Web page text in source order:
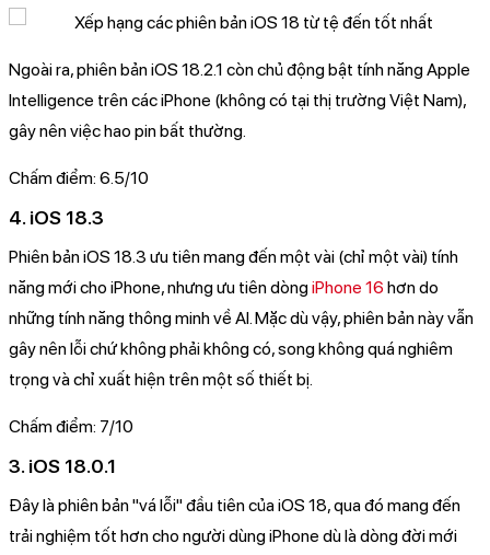
Ngoài ra, phiên bản iOS 18.2.1 còn chủ động bật tính năng Apple
Intelligence trên các iPhone (không có tại thị trường Việt Nam),
gây nên việc hao pin bất thường.
Chấm điểm: 6.5/10
4. iOS 18.3
Phiên bản iOS 18.3 ưu tiên mang đến một vài (chỉ một vài) tính
năng mới cho iPhone, nhưng ưu tiên dòngiPhone 16 hơn do
những tính năng thông minh về AI. Mặc dù vậy, phiên bản này vẫn
gây nên lỗi chứ không phải không có, song không quá nghiêm
trọng và chỉ xuất hiện trên một số thiết bị.
Chấm điểm: 7/10
3. iOS 18.0.1
Đây là phiên bản "vá lỗi" đầu tiên của iOS 18, qua đó mang đến
trải nghiệm tốt hơn cho người dùng iPhone dù là dòng đời mới